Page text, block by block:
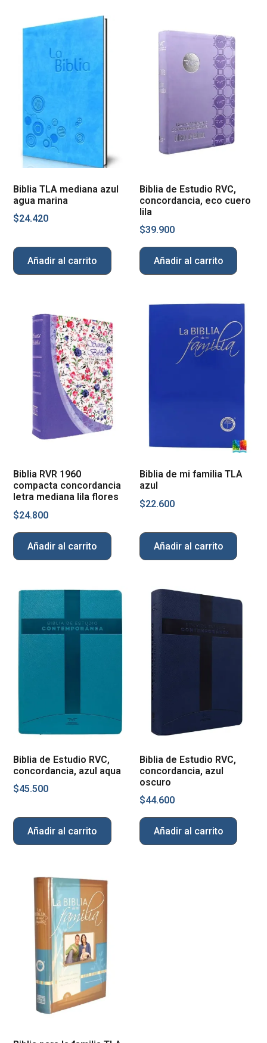
Biblia TLA mediana azul
agua marina
$24.420
Añadir al carrito
Biblia de Estudio RVC,
concordancia, eco cuero
lila
$39.900
Añadir al carrito
Biblia RVR 1960
compacta concordancia
letra mediana lila flores
$24.800
Añadir al carrito
Biblia de mi familia TLA
azul
$22.600
Añadir al carrito
Biblia de Estudio RVC,
concordancia, azul aqua
$45.500
Añadir al carrito
Biblia de Estudio RVC,
concordancia, azul
oscuro
$44.600
Añadir al carrito